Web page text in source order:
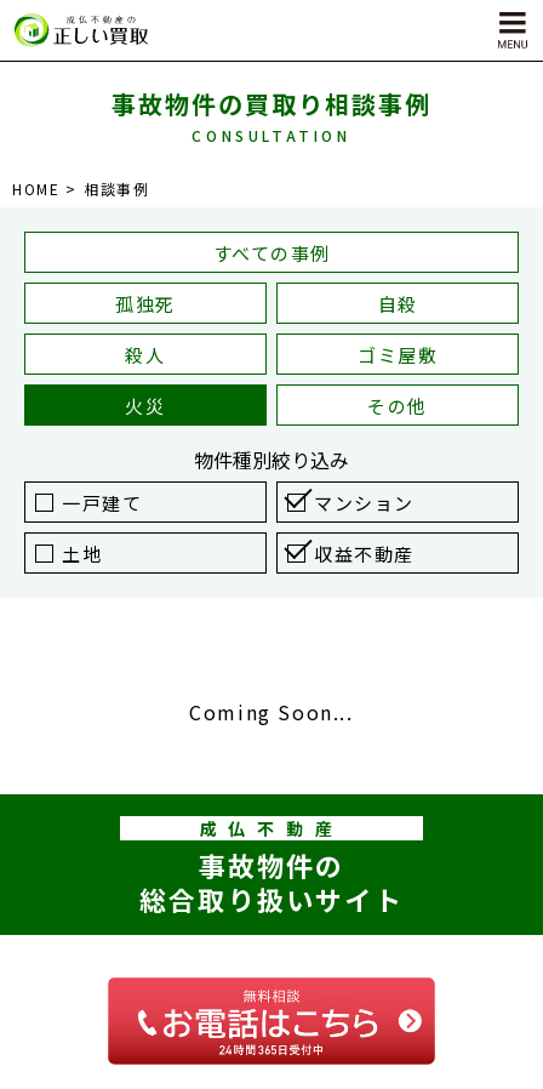
サービス内容
自殺物件買取
殺人物件買取
ゴミ屋敷物件買取
対応エリア
神奈川
大和
埼玉
千葉
大阪
福岡
事故物件の買取り相談事例
CONSULTATION
HOME 相談事例
すべての事例
孤独死
自殺
殺人
ゴミ屋敷
火災
その他
物件種別絞り込み
一戸建て
マンション
土地
収益不動産
Coming Soon...
成仏不動産
事故物件の
総合取り扱いサイト